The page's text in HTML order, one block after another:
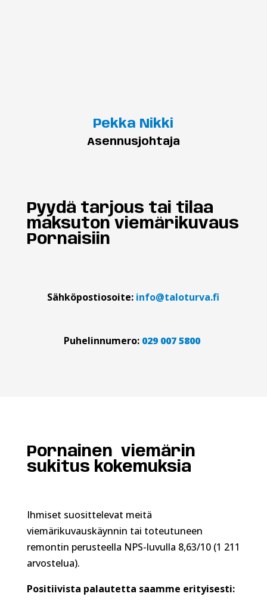
Pekka Nikki
Asennusjohtaja
Pyydä tarjous tai tilaa
maksuton viemärikuvaus
Pornaisiin
Sähköpostiosoite: info@taloturva.fi
Puhelinnumero: 029 007 5800
Pornainen viemärin
sukitus kokemuksia
Ihmiset suosittelevat meitä
viemärikuvauskäynnin tai toteutuneen
remontin perusteella NPS-luvulla 8,63/10 (1 211
arvostelua).
Positiivista palautetta saamme erityisesti: